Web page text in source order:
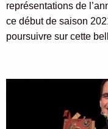
représentations de
ce début de saison
poursuivre sur cette